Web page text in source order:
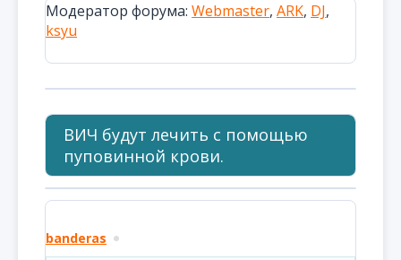
Модератор форума: Webmaster, ARK, DJ,
ksyu
ВИЧ будут лечить с помощью
пуповинной крови.
banderas